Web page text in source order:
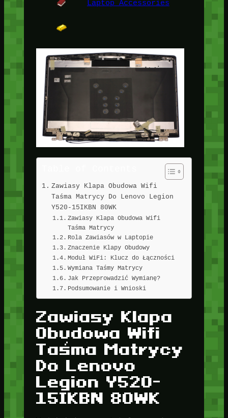
Laptop Accessories
Zawiasy Klapa Obudowa Wifi
Taśma Matrycy Do Lenovo Legion
Y520-15IKBN 80WK
Zawiasy Klapa Obudowa Wifi
Taśma Matrycy
Rola Zawiasów w Laptopie
Znaczenie Klapy Obudowy
Moduł WiFi: Klucz do Łączności
Wymiana Taśmy Matrycy
Jak Przeprowadzić Wymianę?
Podsumowanie i Wnioski
Zawiasy Klapa
Obudowa Wifi
Taśma Matrycy
Do Lenovo
Legion Y520-
15IKBN 80WK